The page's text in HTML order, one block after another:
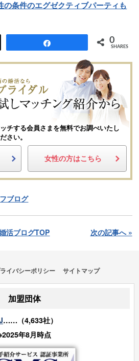
の条件のエグゼクティブパーティも
0
SHARES
チする会員さまを無料でお調べいたし
さい。
女性の方はこちら
ブログ
活ブログTOP 次の記事へ »
イバシーポリシー サイトマップ
加盟団体
……（4,633社）
年8月時点